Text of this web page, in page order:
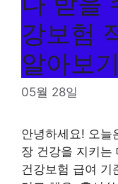
강보험
알아보
05월 28일
안녕하세요! 오늘
장 건강을 지키는
건강보험 급여 기